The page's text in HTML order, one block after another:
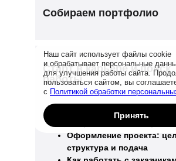
Собираем портфолио
Старт в карьере и поиск
работы
Как работать с
Оформление проекта:
структура и подача
Принять
Наш сайт использует файлы cookie
и обрабатывает персональные
для улучшения работы сайта.
пользоваться сайтом, вы
с Политикой обработки